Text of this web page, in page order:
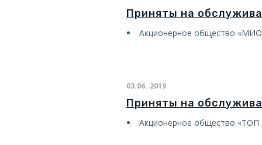
Приняты на
Акционерное общество
03.06. 2019
Приняты на
Акционерное общество